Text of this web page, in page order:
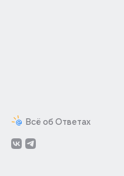
Всё об Ответах